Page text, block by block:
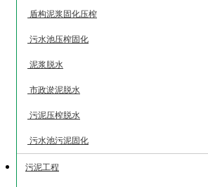
盾构泥浆固化压榨
污水池压榨固化
泥浆脱水
市政淤泥脱水
污泥压榨脱水
污水池污泥固化
污泥工程